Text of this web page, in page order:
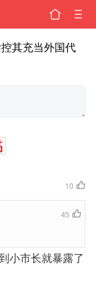
其充当外国代
10
45
小市长就暴露了